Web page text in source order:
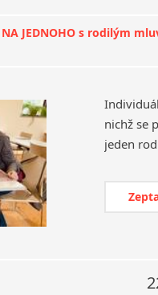
NA JEDNOHO s rodilým
nichž se